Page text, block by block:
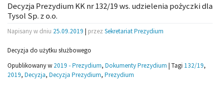
Decyzja Prezydium KK nr 132/19 ws. udzielenia pożyczki dla
Tysol Sp. z o.o.
Napisany w dniu 25.09.2019 | przez Sekretariat Prezydium
Decyzja do użytku służbowego
Opublikowany w 2019 - Prezydium, Dokumenty Prezydium | Tagi 132/19,
2019, Decyzja, Decyzja Prezydium, Prezydium